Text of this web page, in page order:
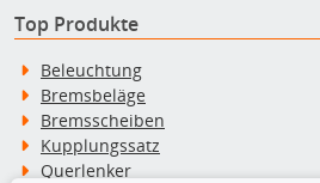
Top Produkte
Beleuchtung
Bremsbeläge
Bremsscheiben
Kupplungssatz
Querlenker